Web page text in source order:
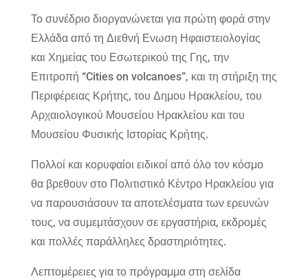
Το συνέδριο διοργανώνεται για πρώτη φορά στην
Ελλάδα από τη Διεθνή Ενωση Ηφαιστειολογίας
και Χημείας του Εσωτερικού της Γης, την
Επιτροπή “Cities on volcanoes”, και τη στήριξη της
Περιφέρειας Κρήτης, του Δημου Ηρακλείου, του
Αρχαιολογικού Μουσείου Ηρακλείου και του
Μουσείου Φυσικής Ιστορίας Κρήτης.
Πολλοί και κορυφαίοι ειδικοί από όλο τον κόσμο
θα βρεθουν στο Πολιτιστικό Κέντρο Ηρακλείου για
να παρουσιάσουν τα αποτελέσματα των ερευνών
τους, να συμεμτάσχουν σε εργαστήρια, εκδρομές
και πολλές παράλληλες δραστηριότητες.
Λεπτομέρειες για το πρόγραμμα στη σελίδα